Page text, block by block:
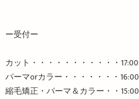
ー受付ー
カット・・・・・・・・・・・ 17:00
パーマorカラー・・・・・・・ 16:00
縮毛矯正・パーマ＆カラー・・ 15:00